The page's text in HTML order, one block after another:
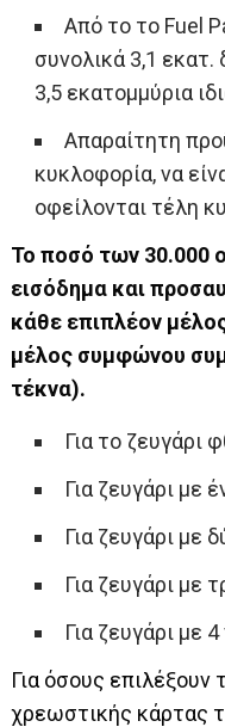
Από το το Fuel
συνολικά 3,1 εκατ.
3,5 εκατομμύρια
Απαραίτητη
κυκλοφορία, να
οφείλονται τέλη
Το ποσό των 30.000
εισόδημα και
κάθε επιπλέον
μέλος συμφώνου
τέκνα).
Για το ζευγάρι
Για ζευγάρι με
Για ζευγάρι με
Για ζευγάρι με
Για ζευγάρι με
Για όσους
χρεωστικής κάρτας